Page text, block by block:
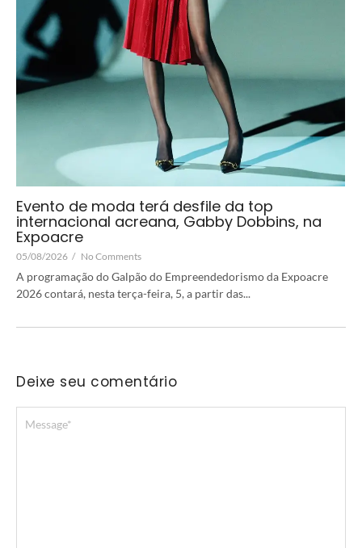
Evento de moda terá desfile da top
internacional acreana, Gabby Dobbins, na
Expoacre
05/08/2026 / No Comments
A programação do Galpão do Empreendedorismo da Expoacre
2026 contará, nesta terça-feira, 5, a partir das...
Deixe seu comentário